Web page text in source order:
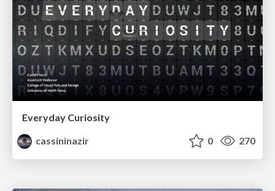
Everyday Curiosity
cassininazir
0 270